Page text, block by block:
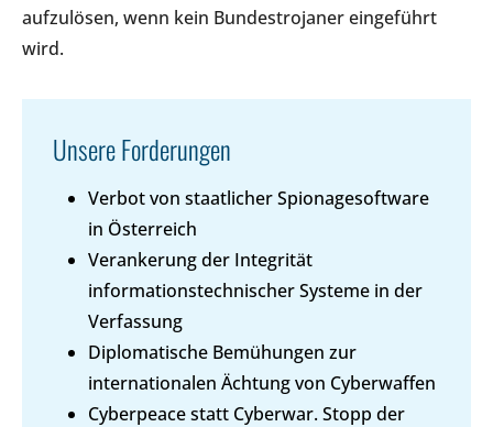
aufzulösen, wenn kein Bundestrojaner eingeführt
wird.
Unsere Forderungen
Verbot von staatlicher Spionagesoftware
in Österreich
Verankerung der Integrität
informationstechnischer Systeme in der
Verfassung
Diplomatische Bemühungen zur
internationalen Ächtung von Cyberwaffen
Cyberpeace statt Cyberwar. Stopp der